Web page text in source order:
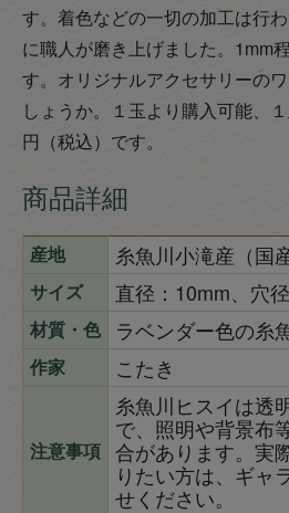
す。着色などの一切の加工は行
に職人が磨き上げました。1mm
す。オリジナルアクセサリーの
しょうか。１玉より購入可能、
円（税込）です。
商品詳細
産地 糸魚川小滝産（国
サイズ 直径：10mm、穴
材質・色 ラベンダー色の糸
作家 こたき
注意事項
糸魚川ヒスイは透
で、照明や背景布
合があります。実
りたい方は、ギャ
せください。